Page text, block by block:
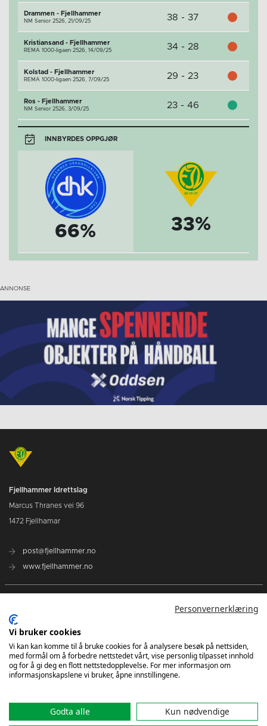
Drammen - Fjellhammer
NM Senior 2526, 21/09/25 38 - 37
Kristiansand - Fjellhammer
REMA 1000-ligaen 2526, 14/09/25 34 - 28
Kolstad - Fjellhammer
REMA 1000-ligaen 2526, 7/09/25 29 - 23
Ros - Fjellhammer
NM Senior 2526, 3/09/25 23 - 46
INNBYRDES OPPGJØR
66% 33%
Fjellhammer Idrettslag
Marcus Thranes vei 96
1472 Fjellhamar
post@fjellhammer.no
www.fjellhammer.no
Norges Håndballforbund
Norsk Topphåndball
NHF Region Øst
Kontakt oss
Personvernerklæring
Vi bruker cookies
Vi kan kan komme til å bruke cookies for å analysere besøk på nettsiden,
med formål om å forbedre nettstedet vårt, vise personlig tilpasset innhold
og for å gi deg en flott nettstedopplevelse. For mer informasjon om
informasjonskapslene vi bruker, åpne innstillingene.
Godta alle Kun nødvendige